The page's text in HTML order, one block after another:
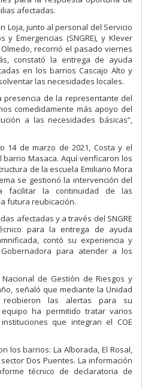
afectadas.
Loja, junto al personal del Servicio
Emergencias (SNGRE), y Klever
recorrió el pasado viernes
constató la entrega de ayuda
en los barrios Cascajo Alto y
las necesidades locales.
presencia de la representante del
comedidamente más apoyo del
a las necesidades básicas”,
14 de marzo de 2021, Costa y el
Masaca. Aquí verificaron los
de la escuela Emiliano Mora
se gestionó la intervención del
facilitar la continuidad de las
futura reubicación.
afectadas y a través del SNGRE
para la entrega de ayuda
contó su experiencia y
para atender a los
de Gestión de Riesgos y
señaló que mediante la Unidad
las alertas para su
ha permitido tratar varios
que integran el COE
los barrios: La Alborada, El Rosal,
Dos Puentes. La información
técnico de declaratoria de